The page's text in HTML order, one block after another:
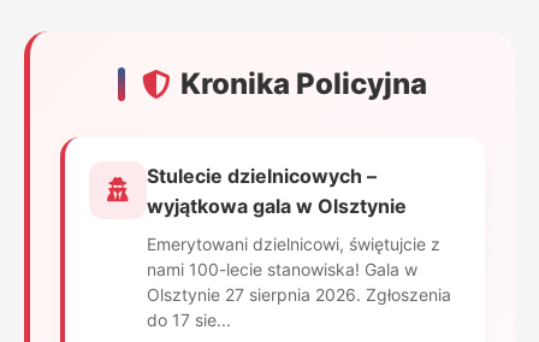
Kronika Policyjna
Stulecie dzielnicowych –
wyjątkowa gala w Olsztynie
Emerytowani dzielnicowi, świętujcie z
nami 100-lecie stanowiska! Gala w
Olsztynie 27 sierpnia 2026. Zgłoszenia
do 17 sie...